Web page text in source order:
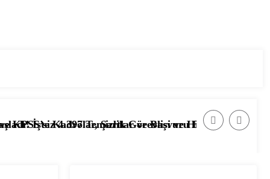
ve Başvuru Ekranı
Görevlisi ve Hizmetli Alımı Başladı! İşte Başvuru
📰 Ağustos 2026’da Güvenlik Görevlisi